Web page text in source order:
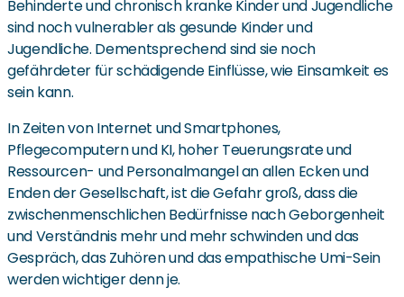
Behinderte und chronisch kranke Kinder und Jugendliche
sind noch vulnerabler als gesunde Kinder und
Jugendliche. Dementsprechend sind sie noch
gefährdeter für schädigende Einflüsse, wie Einsamkeit es
sein kann.
In Zeiten von Internet und Smartphones,
Pflegecomputern und KI, hoher Teuerungsrate und
Ressourcen- und Personalmangel an allen Ecken und
Enden der Gesellschaft, ist die Gefahr groß, dass die
zwischenmenschlichen Bedürfnisse nach Geborgenheit
und Verständnis mehr und mehr schwinden und das
Gespräch, das Zuhören und das empathische Umi-Sein
werden wichtiger denn je.